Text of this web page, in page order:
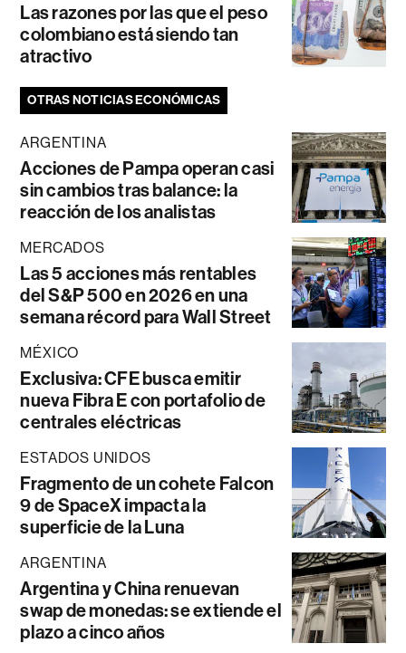
Las razones por las que el peso
colombiano está siendo tan
atractivo
OTRAS NOTICIAS ECONÓMICAS
ARGENTINA
Acciones de Pampa operan casi
sin cambios tras balance: la
reacción de los analistas
MERCADOS
Las 5 acciones más rentables
del S&P 500 en 2026 en una
semana récord para Wall Street
MÉXICO
Exclusiva: CFE busca emitir
nueva Fibra E con portafolio de
centrales eléctricas
ESTADOS UNIDOS
Fragmento de un cohete Falcon
9 de SpaceX impacta la
superficie de la Luna
ARGENTINA
Argentina y China renuevan
swap de monedas: se extiende el
plazo a cinco años